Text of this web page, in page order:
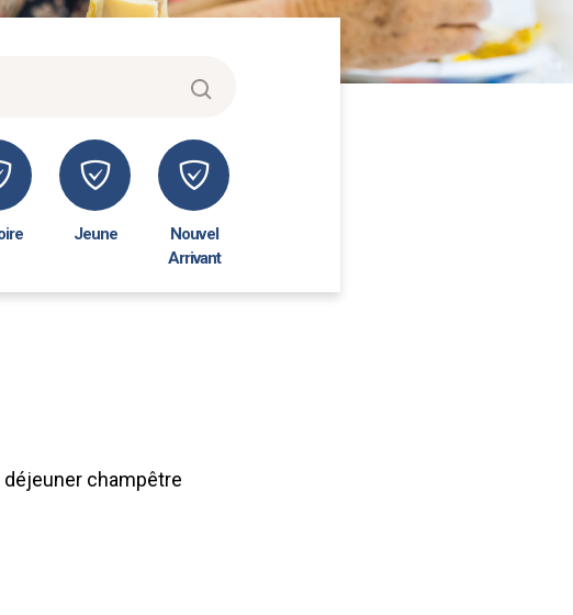
Jeune
Nouvel
Arrivant
déjeuner champêtre